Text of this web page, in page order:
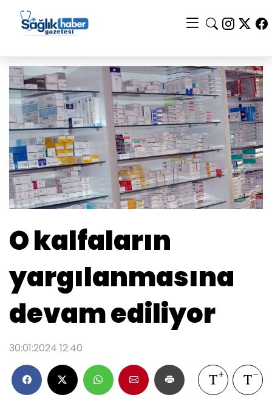
O kalfaların
yargılanmasına
devam ediliyor
30:01:2024 12:40